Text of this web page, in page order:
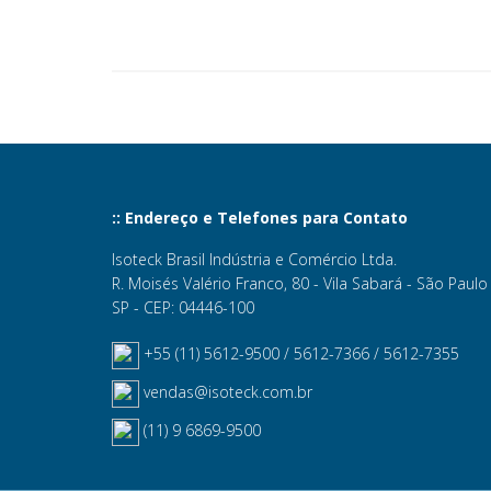
:: Endereço e Telefones para Contato
Isoteck Brasil Indústria e Comércio Ltda.
R. Moisés Valério Franco, 80 - Vila Sabará - São
SP - CEP: 04446-100
+55 (11) 5612-9500 / 5612-7366 / 5612-7355
vendas@isoteck.com.br
(11) 9 6869-9500